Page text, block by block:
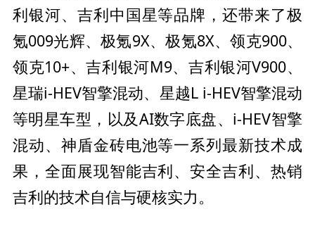
利银河、吉利 中国星等品牌，还带来了极
氪009光辉、极氪9X、极氪8X、领克900、
领克10+、吉利银河M9、吉利银河V900、
星瑞i-HEV智擎混动、星越L i-HEV智擎混动
等明星车型，以及AI数字底盘、i-HEV智擎
混动、神盾金砖电池等一系列最新技术成
果，全面展现智能吉利、安全吉利、热销
吉利的技术自信与硬核实力。